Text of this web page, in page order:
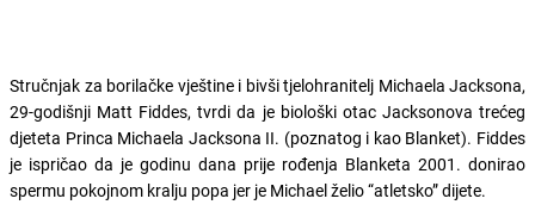
Stručnjak za borilačke vještine i bivši tjelohranitelj Michaela Jacksona,
29-godišnji Matt Fiddes, tvrdi da je biološki otac Jacksonova trećeg
djeteta Princa Michaela Jacksona II. (poznatog i kao Blanket). Fiddes
je ispričao da je godinu dana prije rođenja Blanketa 2001. donirao
spermu pokojnom kralju popa jer je Michael želio “atletsko” dijete.